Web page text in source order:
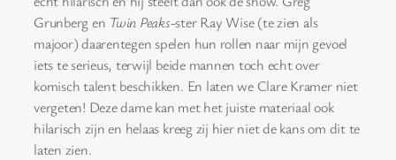
Grunberg en Twin Peaks-ster Ray Wise (te zien als
majoor) daarentegen spelen hun rollen naar mijn gevoel
iets te serieus, terwijl beide mannen toch echt over
komisch talent beschikken. En laten we Clare Kramer niet
vergeten! Deze dame kan met het juiste materiaal ook
hilarisch zijn en helaas kreeg zij hier niet de kans om dit te
laten zien.